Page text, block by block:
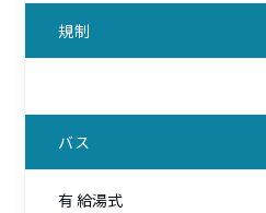
規制
バス
有 給湯式